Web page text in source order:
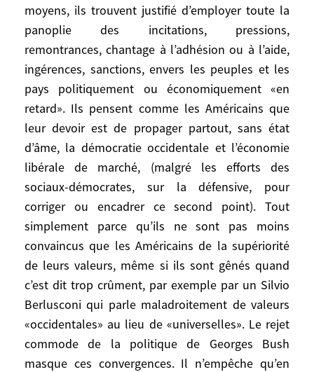
moyens, ils trouvent justifié d’employer toute la
panoplie des incitations, pressions,
remontrances, chantage à l’adhésion ou à l’aide,
ingérences, sanctions, envers les peuples et les
pays politiquement ou économiquement «en
retard». Ils pensent comme les Américains que
leur devoir est de propager partout, sans état
d’âme, la démocratie occidentale et l’économie
libérale de marché, (malgré les efforts des
sociaux-démocrates, sur la défensive, pour
corriger ou encadrer ce second point). Tout
simplement parce qu’ils ne sont pas moins
convaincus que les Américains de la supériorité
de leurs valeurs, même si ils sont gênés quand
c’est dit trop crûment, par exemple par un Silvio
Berlusconi qui parle maladroitement de valeurs
«occidentales» au lieu de «universelles». Le rejet
commode de la politique de Georges Bush
masque ces convergences. Il n’empêche qu’en
désespérément à la paix. Mais surmonter
les résistances acharnées que cela
provoque depuis des années, et continuera
de provoquer sous des formes différentes
d’un côté comme de l’autre, suppose une
telle clairvoyance, un tel courage et une
telle persévérance, qu’on ne voit pas
quelle force politique au monde en serait
capable, sauf à rêver sur la détermination
d’un président américain réélu. Mais
lequel?
L’Occident et les autres
Finalement je pense que deux questions
plus importantes encore pour l’avenir du
monde sont en partie masquées par ces
controverses «stratégiques» si prisées: la
relation entre l’Occident et les autres, les
menaces sur la biosphère.